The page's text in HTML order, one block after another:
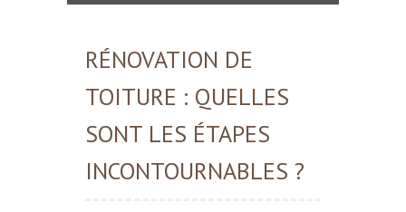
RÉNOVATION DE
TOITURE : QUELLES
SONT LES ÉTAPES
INCONTOURNABLES ?